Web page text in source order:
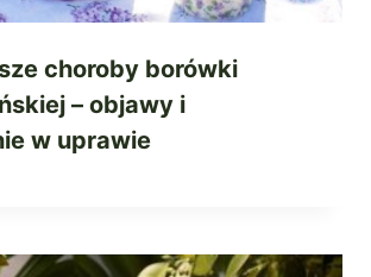
choroby borówki
– objawy i
w uprawie